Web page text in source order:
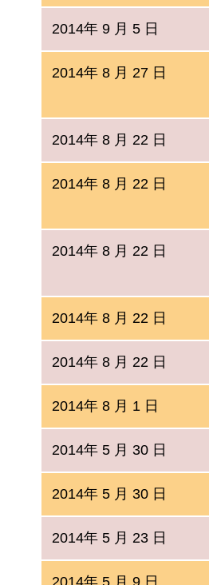
2014年 9 月 5 日
2014年 8 月 27 日
2014年 8 月 22 日
2014年 8 月 22 日
2014年 8 月 22 日
2014年 8 月 22 日
2014年 8 月 22 日
2014年 8 月 1 日
2014年 5 月 30 日
2014年 5 月 30 日
2014年 5 月 23 日
2014年 5 月 9 日